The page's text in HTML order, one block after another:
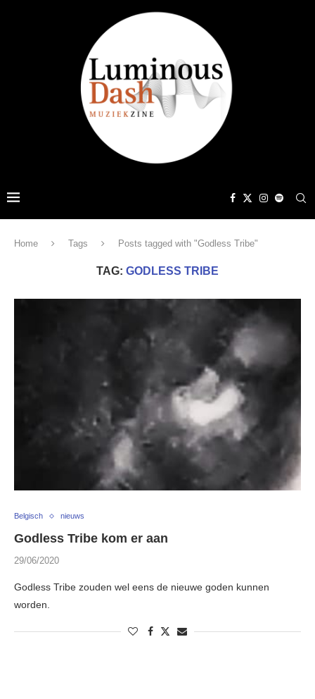
Home Tags Posts tagged with "Godless Tribe"
TAG: GODLESS TRIBE
Belgisch nieuws
Godless Tribe kom er aan
29/06/2020
Godless Tribe zouden wel eens de nieuwe goden kunnen
worden.